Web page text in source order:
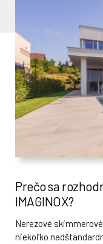
Prečo sa
IMAGINOX?
Nerezové
niekoľko